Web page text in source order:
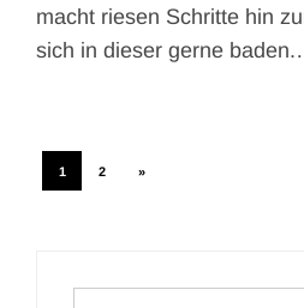
macht riesen Schritte hin
sich in dieser gerne
1 2 »